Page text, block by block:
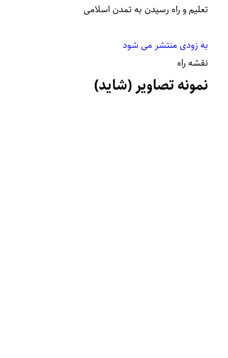
تعلیم و راه رسیدن به تمدن اسلامی
به زودی منتشر می شود
نقشه راه
نمونه تصاویر (شاید)